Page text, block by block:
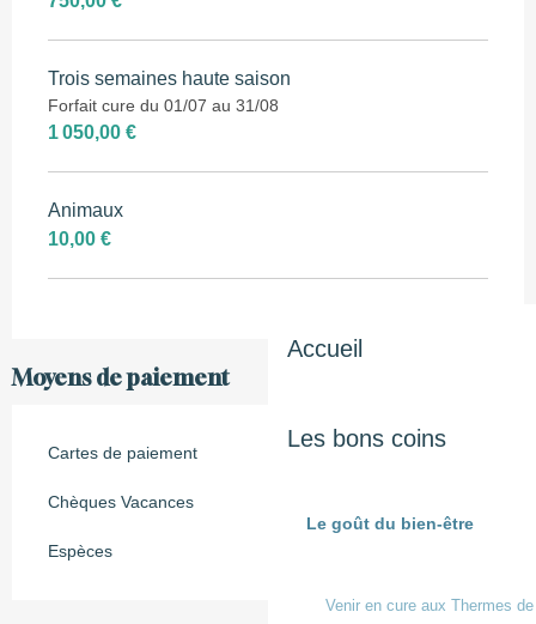
Accueil
Les bons coins
Le goût du bien-être
Venir en cure aux Thermes
Trois semaines haute saison
Forfait cure du 01/07 au 31/08
1 050,00 €
Animaux
10,00 €
Moyens de paiement
Cartes de paiement
Chèques Vacances
Espèces